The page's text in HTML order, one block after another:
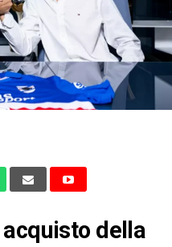
della